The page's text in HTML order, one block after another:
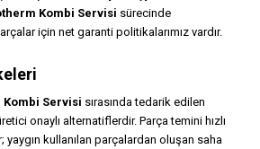
Kombi Servisi sürecinde
için net garanti politikalarımız vardır.
Servisi sırasında tedarik edilen
onaylı alternatiflerdir. Parça temini hızlı
kullanılan parçalardan oluşan saha